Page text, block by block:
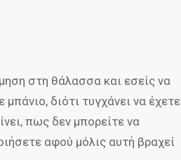
στη θάλασσα και εσείς να
διότι τυγχάνει να έχετε
πως δεν μπορείτε να
αφού μόλις αυτή βραχεί